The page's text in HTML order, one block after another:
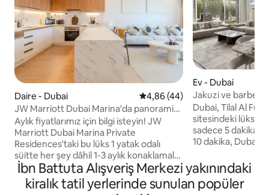
Daire - Dubai 5 üzerinden ortalama 4,86
4,86 (44)
JW Marriott Dubai Marina'da panoramik
1 yatak odalı süit
Aylık fiyatlarımız için bilgi isteyin! JW
Marriott Dubai Marina Private
Residences'taki bu lüks 1 yatak odalı
süitte her şey dâhil 1-3 aylık konaklamalar
sunuyoruz. Modern zarafetin nefes
kesici manzaralarla buluştuğu büyüleyici
bir kaçamak yeri. Neden bizimle
Ev - Dubai
Jakuzi ve barbekü
yatak odalı villa
Dubai, Tilal Al
sitesindeki lüks
sadece 5 dakika,
10 dakika, Dubai
4 yatak odası,
olan hizmetçi
odası, jakuzi ve
İbn Battuta Alışveriş Merkezi yakınındaki
kiralık tatil yerlerinde sunulan popüler